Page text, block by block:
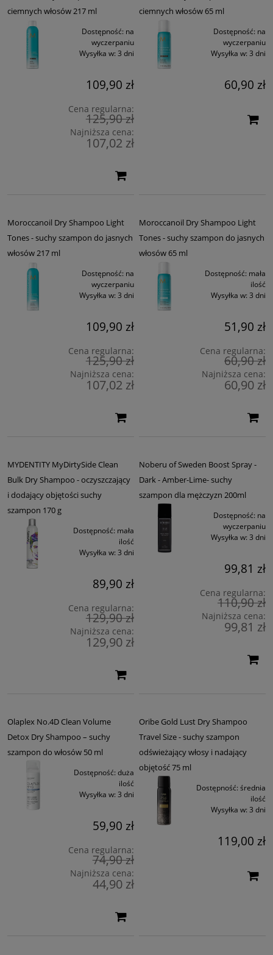
ciemnych włosów 217 ml
Dostępność: na
wyczerpaniu
Wysyłka w: 3 dni
109,90 zł
Cena regularna:
125,90 zł
Najniższa cena:
107,02 zł
ciemnych włosów 65 ml
Dostępność: na
wyczerpaniu
Wysyłka w: 3 dni
60,90 zł
Moroccanoil Dry Shampoo Light
Tones - suchy szampon do jasnych
włosów 217 ml
Dostępność: na
wyczerpaniu
Wysyłka w: 3 dni
109,90 zł
Cena regularna:
125,90 zł
Najniższa cena:
107,02 zł
Moroccanoil Dry Shampoo Light
Tones - suchy szampon do jasnych
włosów 65 ml
Dostępność: mała
ilość
Wysyłka w: 3 dni
51,90 zł
Cena regularna:
60,90 zł
Najniższa cena:
60,90 zł
MYDENTITY MyDirtySide Clean
Bulk Dry Shampoo - oczyszczający
i dodający objętości suchy
szampon 170 g
Dostępność: mała
ilość
Wysyłka w: 3 dni
89,90 zł
Cena regularna:
129,90 zł
Najniższa cena:
129,90 zł
Noberu of Sweden Boost Spray -
Dark - Amber-Lime- suchy
szampon dla mężczyzn 200ml
Dostępność: na
wyczerpaniu
Wysyłka w: 3 dni
99,81 zł
Cena regularna:
110,90 zł
Najniższa cena:
99,81 zł
Olaplex No.4D Clean Volume
Detox Dry Shampoo – suchy
szampon do włosów 50 ml
Dostępność: duża
ilość
Wysyłka w: 3 dni
59,90 zł
Cena regularna:
74,90 zł
Najniższa cena:
44,90 zł
Oribe Gold Lust Dry Shampoo
Travel Size - suchy szampon
odświeżający włosy i nadający
objętość 75 ml
Dostępność: średnia
ilość
Wysyłka w: 3 dni
119,00 zł